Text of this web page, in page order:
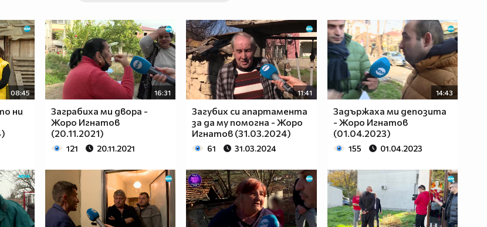
08:45
ни
16:31
Заграбиха ми двора -
Жоро Игнатов
(20.11.2021)
121 20.11.2021
11:41
Загубих си апартамента
за да му помогна - Жоро
Игнатов (31.03.2024)
61 31.03.2024
14:43
Задържаха ми депозита
- Жоро Игнатов
(01.04.2023)
155 01.04.2023